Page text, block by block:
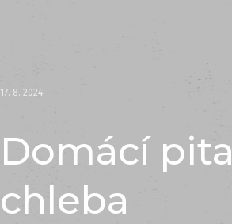
17. 8. 2024
Domácí pita
chleba